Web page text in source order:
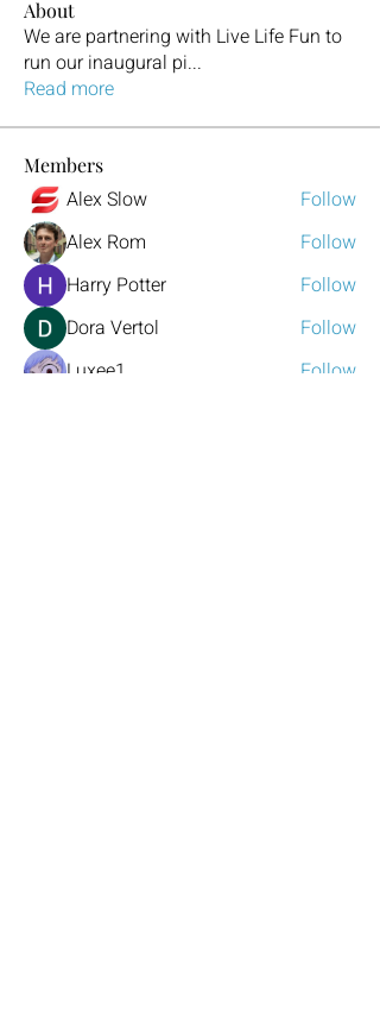
About
We are partnering with Live Life Fun to
run our inaugural pi...
Read more
Members
Alex Slow
Follow
Alex Rom
Follow
Harry Potter
Follow
Dora Vertol
Follow
Luxee1
Follow